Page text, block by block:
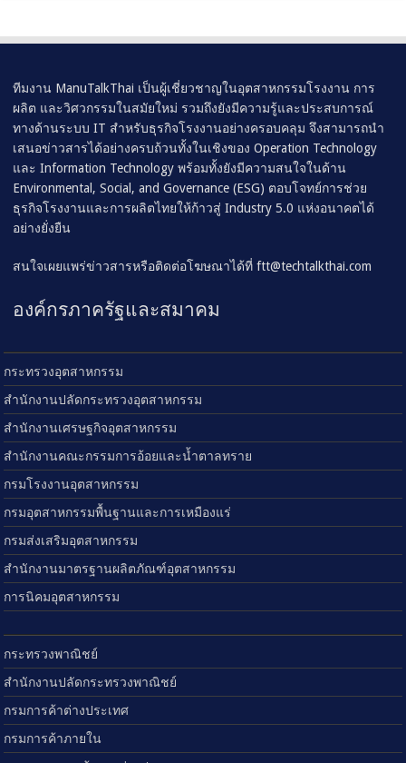
ทีมงาน ManuTalkThai เป็นผู้เชี่ยวชาญในอุตสาหกรรมโรงงาน การ
ผลิต และวิศวกรรมในสมัยใหม่ รวมถึงยังมีความรู้และประสบการณ์
ทางด้านระบบ IT สำหรับธุรกิจโรงงานอย่างครอบคลุม จึงสามารถนำ
เสนอข่าวสารได้อย่างครบถ้วนทั้งในเชิงของ Operation Technology
และ Information Technology พร้อมทั้งยังมีความสนใจในด้าน
Environmental, Social, and Governance (ESG) ตอบโจทย์การช่วย
ธุรกิจโรงงานและการผลิตไทยให้ก้าวสู่ Industry 5.0 แห่งอนาคตได้
อย่างยั่งยืน
สนใจเผยแพร่ข่าวสารหรือติดต่อโฆษณาได้ที่ftt@techtalkthai.com
องค์กรภาครัฐและสมาคม
กระทรวงอุตสาหกรรม
สำนักงานปลัดกระทรวงอุตสาหกรรม
สำนักงานเศรษฐกิจอุตสาหกรรม
สำนักงานคณะกรรมการอ้อยและน้ำตาลทราย
กรมโรงงานอุตสาหกรรม
กรมอุตสาหกรรมพื้นฐานและการเหมืองแร่
กรมส่งเสริมอุตสาหกรรม
สำนักงานมาตรฐานผลิตภัณฑ์อุตสาหกรรม
การนิคมอุตสาหกรรม
กระทรวงพาณิชย์
สำนักงานปลัดกระทรวงพาณิชย์
กรมการค้าต่างประเทศ
กรมการค้าภายใน